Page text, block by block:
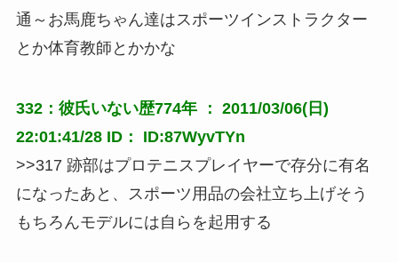
通～お馬鹿ちゃん達はスポーツインストラクター
とか体育教師とかかな
332：彼氏いない歴774年 ： 2011/03/06(日)
22:01:41/28 ID： ID:87WyvTYn
>>317 跡部はプロテニスプレイヤーで存分に有名
になったあと、スポーツ用品の会社立ち上げそう
もちろんモデルには自らを起用する